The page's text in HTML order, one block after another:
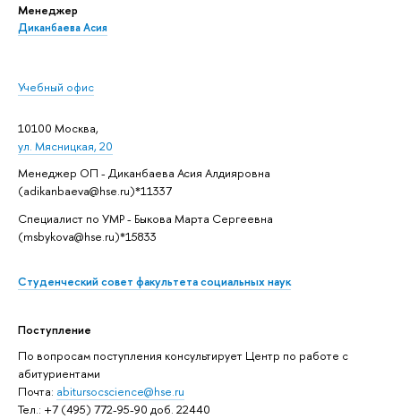
Менеджер
Диканбаева Асия
Учебный офис
10100 Москва,
ул. Мясницкая, 20
Менеджер ОП - Диканбаева Асия Алдияровна
(adikanbaeva@hse.ru)*11337
Специалист по УМР - Быкова Марта Сергеевна
(msbykova@hse.ru)*15833
Студенческий совет факультета социальных наук
Поступление
По вопросам поступления консультирует Центр по работе с
абитуриентами
Почта: abitursocscience@hse.ru
Тел.: +7 (495) 772-95-90 доб. 22440